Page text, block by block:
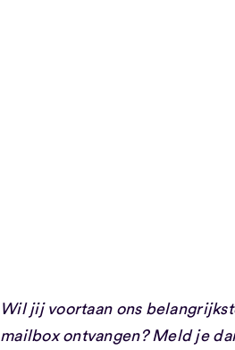
Wil jij voortaan ons
mailbox ontvangen? Meld je